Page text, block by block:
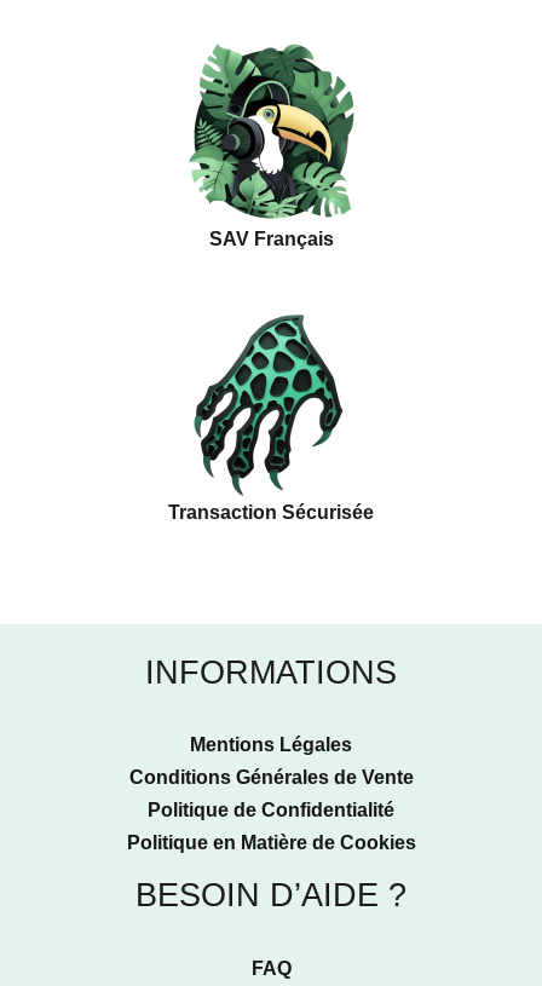
SAV Français
Transaction Sécurisée
INFORMATIONS
Mentions Légales
Conditions Générales de Vente
Politique de Confidentialité
Politique en Matière de Cookies
BESOIN D’AIDE ?
FAQ